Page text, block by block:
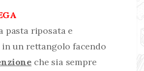
pasta riposata e
in un rettangolo facendo
che sia sempre